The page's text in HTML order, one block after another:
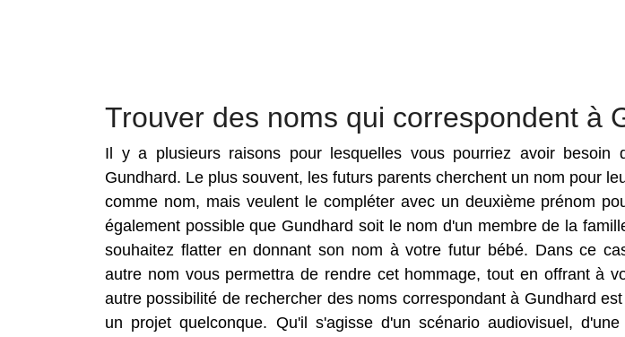
Trouver des noms qui correspondent à
Il y a plusieurs raisons pour lesquelles vous pourriez avoir besoin
Gundhard. Le plus souvent, les futurs parents cherchent un nom pour
comme nom, mais veulent le compléter avec un deuxième prénom
également possible que Gundhard soit le nom d'un membre de la
souhaitez flatter en donnant son nom à votre futur bébé. Dans ce
autre nom vous permettra de rendre cet hommage, tout en offrant à
autre possibilité de rechercher des noms correspondant à Gundhard
un projet quelconque. Qu'il s'agisse d'un scénario audiovisuel,